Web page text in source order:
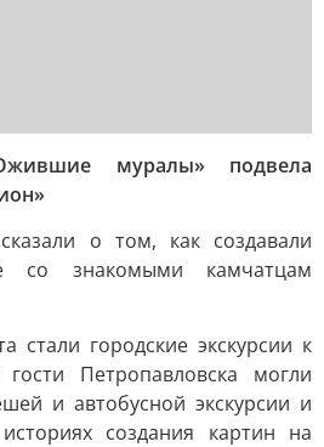
муралы» подвела
о том, как создавали
со знакомыми камчатцам
стали городские экскурсии к
Петропавловска могли
и автобусной экскурсии и
создания картин на